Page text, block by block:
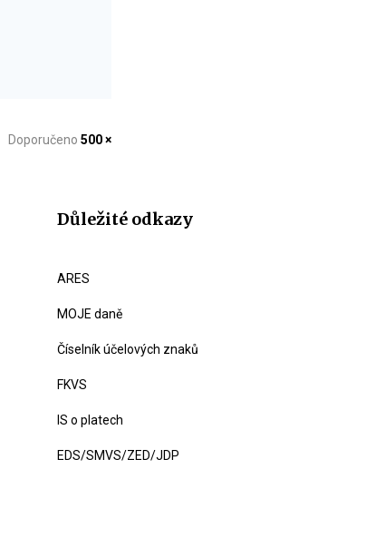
Doporučeno 500 ×
Důležité odkazy
ARES
MOJE daně
Číselník účelových znaků
FKVS
IS o platech
EDS/SMVS/ZED/JDP